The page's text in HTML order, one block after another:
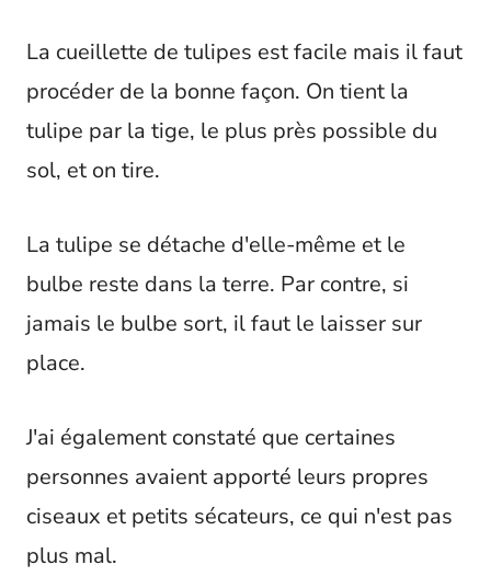
La cueillette de tulipes est facile mais il faut
procéder de la bonne façon. On tient la
tulipe par la tige, le plus près possible du
sol, et on tire.
La tulipe se détache d'elle-même et le
bulbe reste dans la terre. Par contre, si
jamais le bulbe sort, il faut le laisser sur
place.
J'ai également constaté que certaines
personnes avaient apporté leurs propres
ciseaux et petits sécateurs, ce qui n'est pas
plus mal.